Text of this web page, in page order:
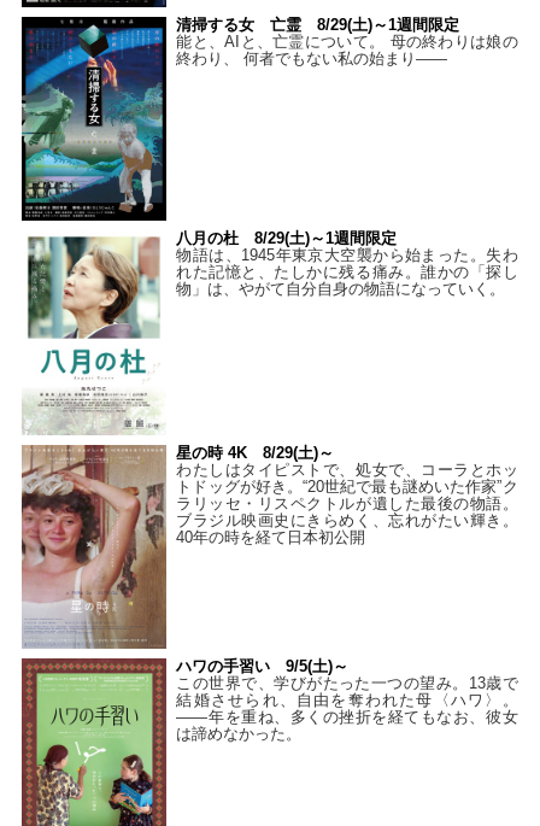
清掃する女 亡霊 8/29(土)～1週間限定
能と、AIと、亡霊について。 母の終わりは娘の
終わり、 何者でもない私の始まり――
八月の杜 8/29(土)～1週間限定
物語は、1945年東京大空襲から始まった。失わ
れた記憶と、たしかに残る痛み。誰かの「探し
物」は、やがて自分自身の物語になっていく。
星の時 4K 8/29(土)～
わたしはタイピストで、処⼥で、コーラとホッ
トドッグが好き。“20世紀で最も謎めいた作家”ク
ラリッセ・リスペクトルが遺した最後の物語。
ブラジル映画史にきらめく、忘れがたい輝き。
40年の時を経て⽇本初公開
ハワの手習い 9/5(土)～
この世界で、学びがたった一つの望み。13歳で
結婚させられ、自由を奪われた母〈ハワ〉。
——年を重ね、多くの挫折を経てもなお、彼女
は諦めなかった。